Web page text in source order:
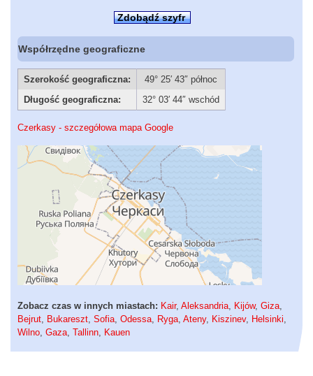
Zdobądź szyfr
Współrzędne geograficzne
Szerokość geograficzna:
49° 25′ 43″ północ
Długość geograficzna:
32° 03′ 44″ wschód
Czerkasy - szczegółowa mapa Google
Zobacz czas w innych miastach: Kair, Aleksandria, Kijów, Giza,
Bejrut, Bukareszt, Sofia, Odessa, Ryga, Ateny, Kiszinev, Helsinki,
Wilno, Gaza, Tallinn, Kauen